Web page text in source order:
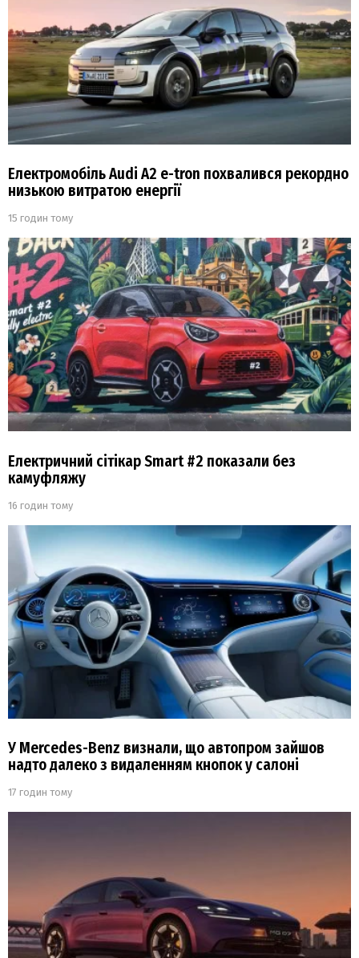
Електромобіль Audi A2 e-tron похвалився рекордно
низькою витратою енергії
15 годин тому
Електричний сітікар Smart #2 показали без
камуфляжу
16 годин тому
У Mercedes-Benz визнали, що автопром зайшов
надто далеко з видаленням кнопок у салоні
17 годин тому